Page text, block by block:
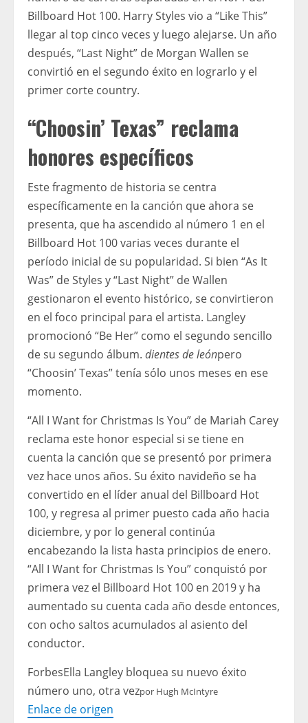
Billboard Hot 100. Harry Styles vio a “Like This”
llegar al top cinco veces y luego alejarse. Un año
después, “Last Night” de Morgan Wallen se
convirtió en el segundo éxito en lograrlo y el
primer corte country.
“Choosin’ Texas” reclama
honores específicos
Este fragmento de historia se centra
específicamente en la canción que ahora se
presenta, que ha ascendido al número 1 en el
Billboard Hot 100 varias veces durante el
período inicial de su popularidad. Si bien “As It
Was” de Styles y “Last Night” de Wallen
gestionaron el evento histórico, se convirtieron
en el foco principal para el artista. Langley
promocionó “Be Her” como el segundo sencillo
de su segundo álbum. dientes de leónpero
“Choosin’ Texas” tenía sólo unos meses en ese
momento.
“All I Want for Christmas Is You” de Mariah Carey
reclama este honor especial si se tiene en
cuenta la canción que se presentó por primera
vez hace unos años. Su éxito navideño se ha
convertido en el líder anual del Billboard Hot
100, y regresa al primer puesto cada año hacia
diciembre, y por lo general continúa
encabezando la lista hasta principios de enero.
“All I Want for Christmas Is You” conquistó por
primera vez el Billboard Hot 100 en 2019 y ha
aumentado su cuenta cada año desde entonces,
con ocho saltos acumulados al asiento del
conductor.
ForbesElla Langley bloquea su nuevo éxito
número uno, otra vezpor Hugh McIntyre
Enlace de origen